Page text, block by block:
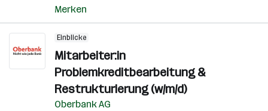
Merken
Einblicke
Mitarbeiter:in
Problemkreditbearbeitung &
Restrukturierung (w/m/d)
Oberbank AG